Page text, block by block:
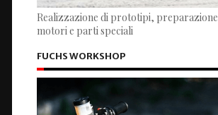
Realizzazione di prototipi, preparazione
motori e parti speciali
FUCHS WORKSHOP